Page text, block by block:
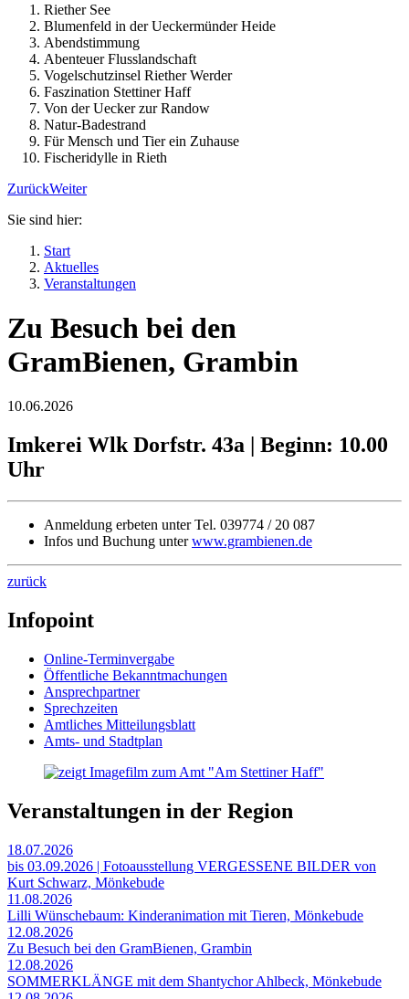
Riether See
Blumenfeld in der Ueckermünder Heide
Abendstimmung
Abenteuer Flusslandschaft
Vogelschutzinsel Riether Werder
Faszination Stettiner Haff
Von der Uecker zur Randow
Natur-Badestrand
Für Mensch und Tier ein Zuhause
Fischeridylle in Rieth
ZurückWeiter
Sie sind hier:
Start
Aktuelles
Veranstaltungen
Zu Besuch bei den
GramBienen, Grambin
10.06.2026
Imkerei Wlk Dorfstr. 43a | Beginn: 10.00
Uhr
Anmeldung erbeten unter Tel. 039774 / 20 087
Infos und Buchung unterwww.grambienen.de
zurück
Infopoint
Online-Terminvergabe
Öffentliche Bekanntmachungen
Ansprechpartner
Sprechzeiten
Amtliches Mitteilungsblatt
Amts- und Stadtplan
Veranstaltungen in der Region
18.07.2026
bis 03.09.2026 | Fotoausstellung VERGESSENE BILDER von
Kurt Schwarz, Mönkebude
11.08.2026
Lilli Wünschebaum: Kinderanimation mit Tieren, Mönkebude
12.08.2026
Zu Besuch bei den GramBienen, Grambin
12.08.2026
SOMMERKLÄNGE mit dem Shantychor Ahlbeck, Mönkebude